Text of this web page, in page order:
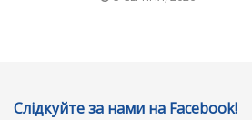
Слідкуйте за нами на Facebook!